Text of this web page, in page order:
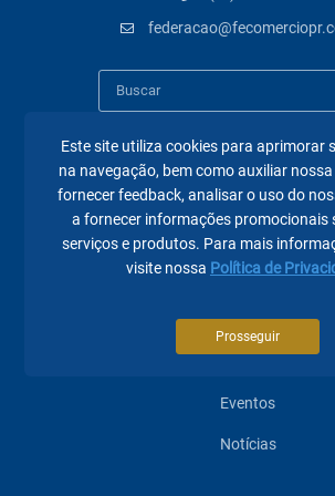
Páginas mais
A Fecomércio PR
Sindicatos
Institucional
Eventos
Notícias
Este site utiliza cookies para aprimorar
na navegação, bem como auxiliar
fornecer feedback, analisar o uso do
a fornecer informações promocionais
serviços e produtos. Para mais
visite nossa Política de
Prosseguir